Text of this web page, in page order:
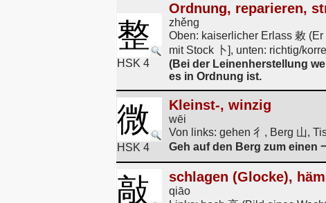
整
HSK 4
Ordnung, reparieren,
zhěng
Oben: kaiserlicher Erlass 敕
mit Stock 卜], unten: richtig/
(Bei der Leinenherstellung
es in Ordnung ist.
微
HSK 4
Kleinst-, winzig
wēi
Von links: gehen 彳, Berg 山,
Geh auf den Berg zum einen
敲 schlagen (Glocke),
qiāo